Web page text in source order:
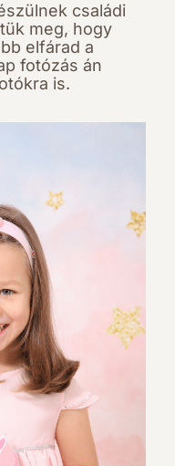
családi
meg, hogy
elfárad a
fotózás án
is.